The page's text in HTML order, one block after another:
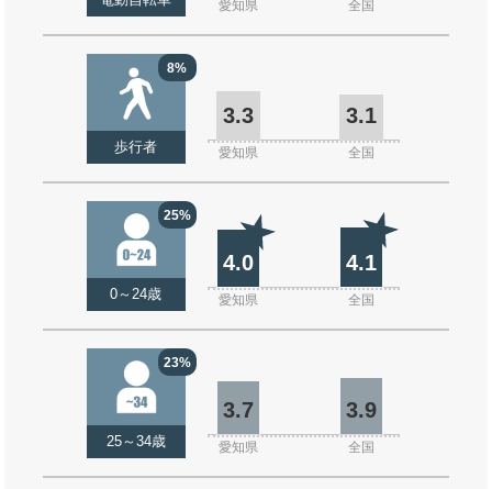
愛知県 全国
8%
歩行者
3.3 3.1
愛知県 全国
25%
0～24歳
4.0 4.1
愛知県 全国
23%
25～34歳
3.7 3.9
愛知県 全国